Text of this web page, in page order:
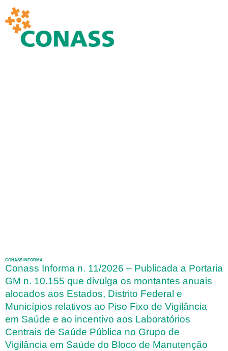
CONASS INFORMA
Conass Informa n. 11/2026 – Publicada a Portaria
GM n. 10.155 que divulga os montantes anuais
alocados aos Estados, Distrito Federal e
Municípios relativos ao Piso Fixo de Vigilância
em Saúde e ao incentivo aos Laboratórios
Centrais de Saúde Pública no Grupo de
Vigilância em Saúde do Bloco de Manutenção